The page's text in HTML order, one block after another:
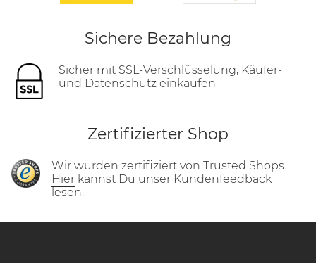
Sichere Bezahlung
Sicher mit SSL-Verschlüsselung, Käufer-
und Datenschutz einkaufen
Zertifizierter Shop
Wir wurden zertifiziert von Trusted Shops.
Hier kannst Du unser Kundenfeedback
lesen.